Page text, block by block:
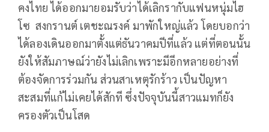
คงไทย ได้ออกมายอมรับว่าได้เลิกรากับแฟนหนุ่มไฮ
โซ สงกรานต์ เตชะณรงค์ มาพักใหญ่แล้ว โดยบอกว่า
ได้ลองเดินออกมาตั้งแต่ธันวาคมปีที่แล้ว แต่ที่ตอนนั้น
ยังให้สัมภาษณ์ว่ายังไม่เลิกเพราะมีอีกหลายอย่างที่
ต้องจัดการร่วมกัน ส่วนสาเหตุรักร้าว เป็นปัญหา
สะสมที่แก้ไม่เคยได้สักที ซึ่งปัจจุบันนี้สาวแมทก็ยัง
ครองตัวเป็นโสด